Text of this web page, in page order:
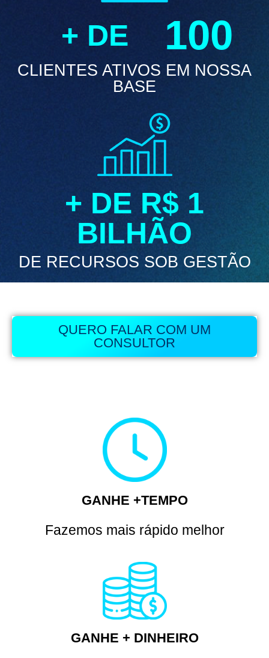
+ DE 100
CLIENTES ATIVOS EM NOSSA
BASE
+ DE R$ 1
BILHÃO
DE RECURSOS SOB GESTÃO
QUERO FALAR COM UM
CONSULTOR
GANHE +TEMPO
Fazemos mais rápido melhor
GANHE + DINHEIRO